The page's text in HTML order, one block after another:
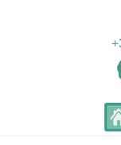
to
to